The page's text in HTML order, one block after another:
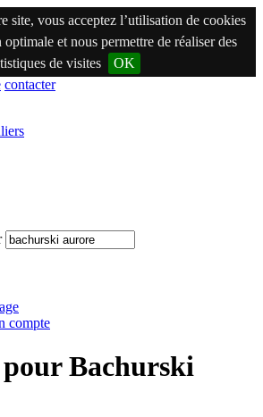
site, vous acceptez l’utilisation de cookies
et nous permettre de réaliser des
de visites
OK
contacter
compte
pour Bachurski